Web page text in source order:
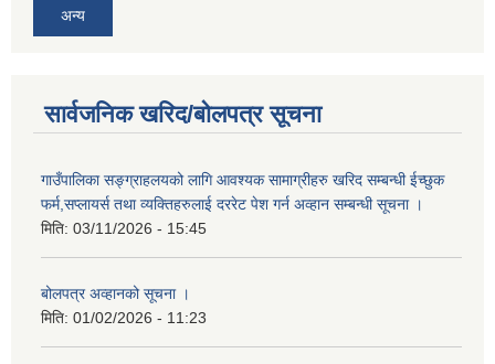
अन्य
सार्वजनिक खरिद/बोलपत्र सूचना
गाउँपालिका सङ्ग्राहलयको लागि आवश्यक सामाग्रीहरु खरिद सम्बन्धी ईच्छुक
फर्म,सप्लायर्स तथा व्यक्तिहरुलाई दररेट पेश गर्न अव्हान सम्बन्धी सूचना ।
मिति: 03/11/2026 - 15:45
बोलपत्र अव्हानको सूचना ।
मिति: 01/02/2026 - 11:23